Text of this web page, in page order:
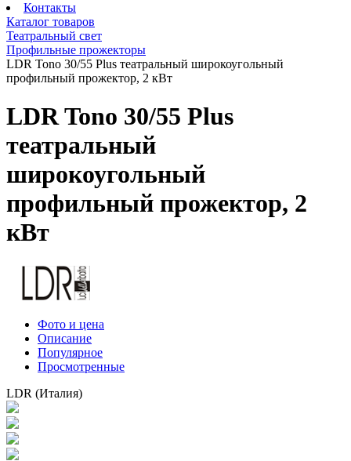
Контакты
Каталог товаров
Театральный свет
Профильные прожекторы
LDR Tono 30/55 Plus театральный широкоугольный
профильный прожектор, 2 кВт
LDR Tono 30/55 Plus
театральный
широкоугольный
профильный прожектор, 2
кВт
Фото и цена
Описание
Популярное
Просмотренные
LDR (Италия)